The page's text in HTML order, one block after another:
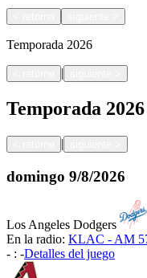
Temporada 2026
|
Temporada 2026
|
domingo 9/8/2026
Los Angeles Dodgers
En la radio: KLAC - AM
- : -Detalles del juego